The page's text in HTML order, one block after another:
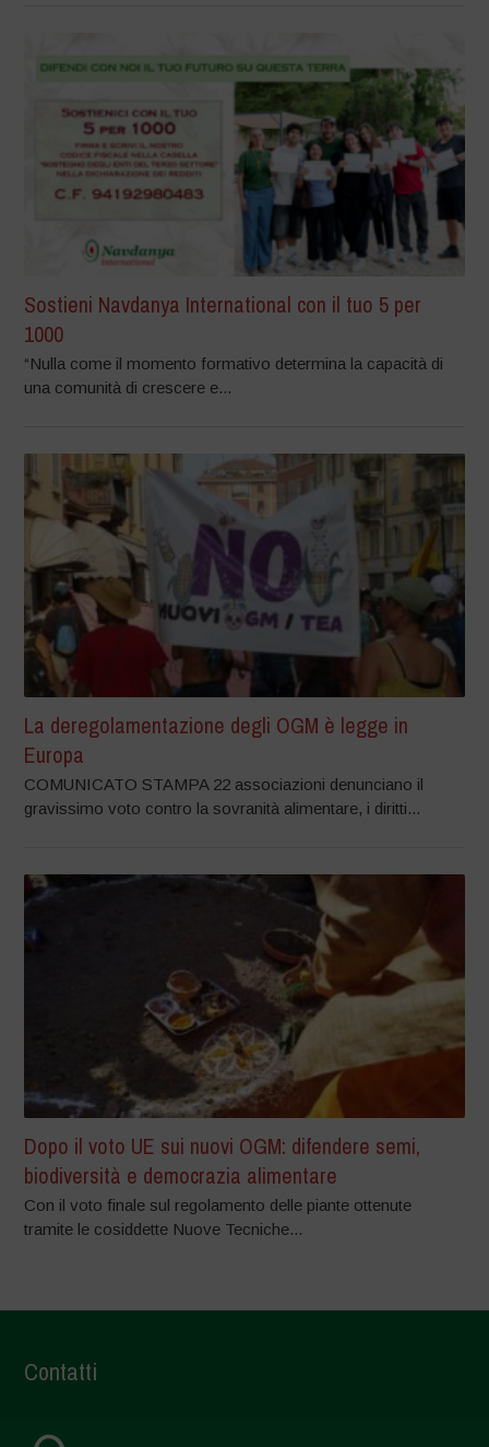
Sostieni Navdanya International con il tuo 5 per
1000
“Nulla come il momento formativo determina la capacità di
una comunità di crescere e...
La deregolamentazione degli OGM è legge in
Europa
COMUNICATO STAMPA 22 associazioni denunciano il
gravissimo voto contro la sovranità alimentare, i diritti...
Dopo il voto UE sui nuovi OGM: difendere semi,
biodiversità e democrazia alimentare
Con il voto finale sul regolamento delle piante ottenute
tramite le cosiddette Nuove Tecniche...
Contatti